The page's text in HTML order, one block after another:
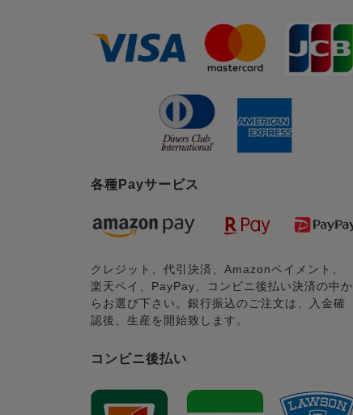
各種Payサービス
クレジット、代引決済、Amazonペイメント、
楽天ペイ、PayPay、コンビニ後払い決済の中か
らお選び下さい。銀行振込のご注文は、入金確
認後、生産を開始致します。
コンビニ後払い